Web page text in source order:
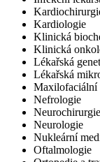
Kardiologie
Klinická
Klinická
Lékařská
Lékařská
Maxilofaciální
Nefrologie
Neurochirurgie
Neurologie
Nukleární
Oftalmologie